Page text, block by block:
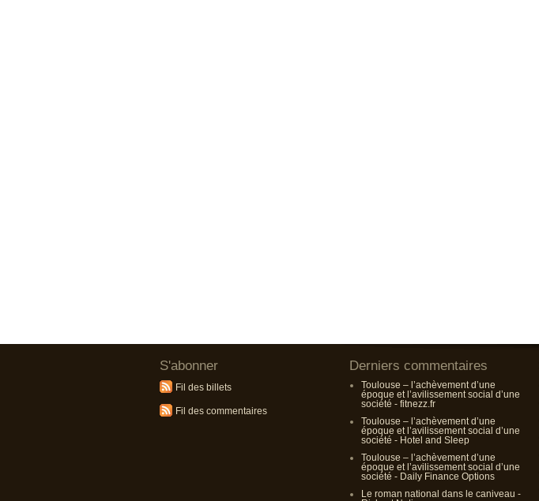
S'abonner
Fil des billets
Fil des commentaires
Derniers commentaires
Toulouse – l’achèvement d’une
époque et l’avilissement social d’une
société - fitnezz.fr
Toulouse – l’achèvement d’une
époque et l’avilissement social d’une
société - Hotel and Sleep
Toulouse – l’achèvement d’une
époque et l’avilissement social d’une
société - Daily Finance Options
Le roman national dans le caniveau -